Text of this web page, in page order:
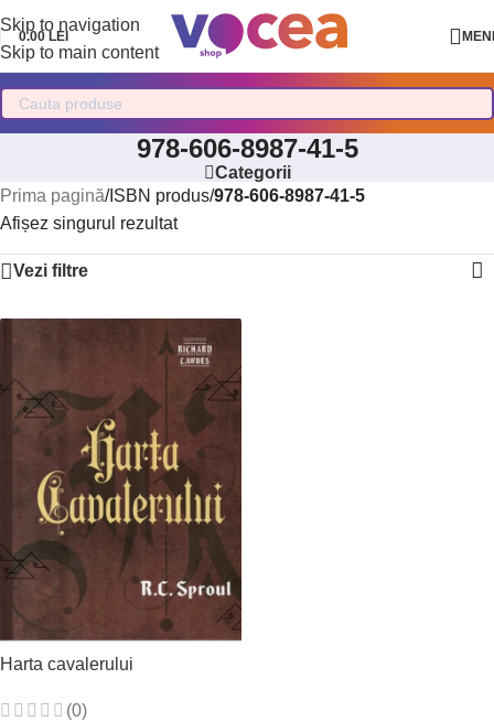
Skip to navigation
Skip to main content
0.00LEI
978-606-8987-41-5
Categorii
Prima pagină/ISBN produs/978-606-8987-41-5
Afișez singurul rezultat
Vezi filtre
Harta cavalerului
(0)